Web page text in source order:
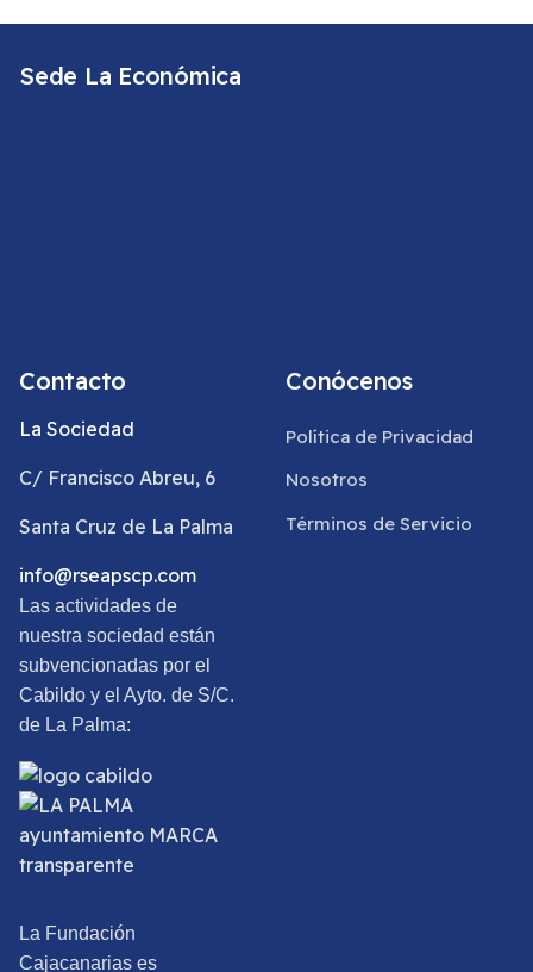
Sede La Económica
Contacto
La Sociedad
C/ Francisco Abreu, 6
Santa Cruz de La Palma
info@rseapscp.com
Conócenos
Política de Privacidad
Nosotros
Términos de Servicio
Las actividades de
nuestra sociedad están
subvencionadas por el
Cabildo y el Ayto. de S/C.
de La Palma:
La Fundación
Cajacanarias es